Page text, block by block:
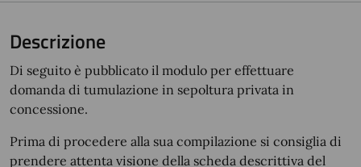
Descrizione
Di seguito è pubblicato il modulo per effettuare
domanda di tumulazione in sepoltura privata in
concessione.
Prima di procedere alla sua compilazione si consiglia di
prendere attenta visione della scheda descrittiva del